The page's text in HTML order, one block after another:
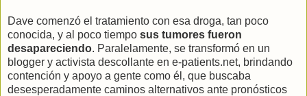
Dave comenzó el tratamiento con esa droga, tan poco
conocida, y al poco tiempo sus tumores fueron
desapareciendo. Paralelamente, se transformó en un
blogger y activista descollante en e-patients.net, brindando
contención y apoyo a gente como él, que buscaba
desesperadamente caminos alternativos ante pronósticos